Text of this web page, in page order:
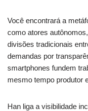
Você encontrará a
como atores
divisões tradicionais
demandas por
smartphones fundem
mesmo tempo produtor
Han liga a visibilidade